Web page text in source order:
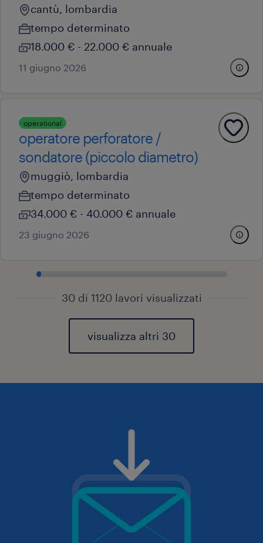
cantù, lombardia
tempo determinato
18.000 € - 22.000 € annuale
11 giugno 2026
operational
operatore perforatore /
sondatore (piccolo diametro)
muggiò, lombardia
tempo determinato
34.000 € - 40.000 € annuale
23 giugno 2026
30 di 1120 lavori visualizzati
visualizza altri 30